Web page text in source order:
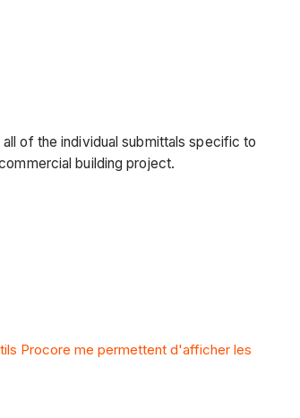
of the individual submittals specific to
building project.
Procore me permettent d'afficher les